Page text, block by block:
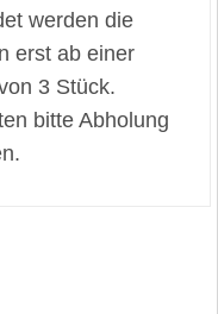
werden die
erst ab einer
3 Stück.
bitte Abholung